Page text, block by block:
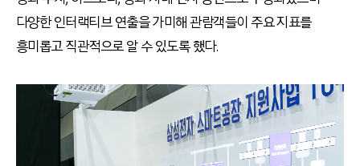
다양한 인터랙티브 연출을 가미해 관람객들이 주요 지표를
흥미롭고 직관적으로 알 수 있도록 했다.